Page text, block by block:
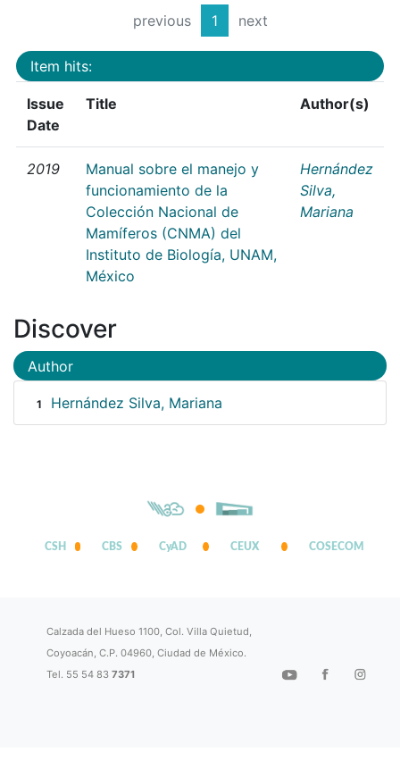
previous 1 next
Item hits:
Issue
Date
Title Author(s)
2019
Manual sobre el manejo y
funcionamiento de la
Colección Nacional de
Mamíferos (CNMA) del
Instituto de Biología, UNAM,
México
Hernández
Silva,
Mariana
Discover
Author
1 Hernández Silva, Mariana
CSH CBS CyAD CEUX COSECOM
Calzada del Hueso 1100, Col. Villa Quietud,
Coyoacán, C.P. 04960, Ciudad de México.
Tel. 55 54 837371